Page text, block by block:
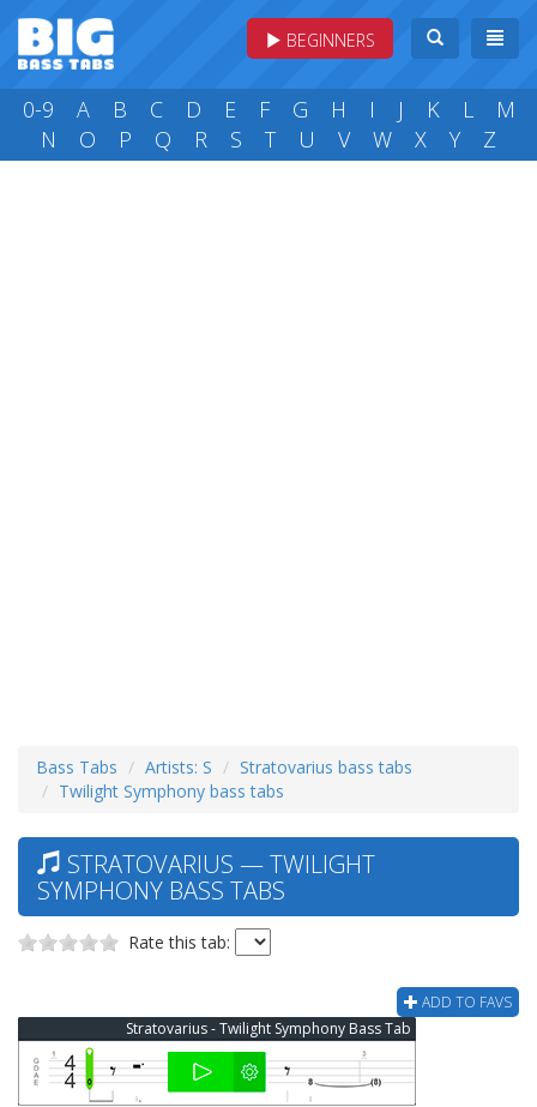
BEGINNERS
0-9 A B C D E F G H I J K L
M
N
O P Q R S T U V W X Y Z
Bass Tabs Artists: S
Stratovarius bass tabs
Twilight Symphony bass tabs
STRATOVARIUS — TWILIGHT
SYMPHONY BASS TABS
Rate this tab:
ADD TO FAVS
Stratovarius - Twilight Symphony Bass Tab